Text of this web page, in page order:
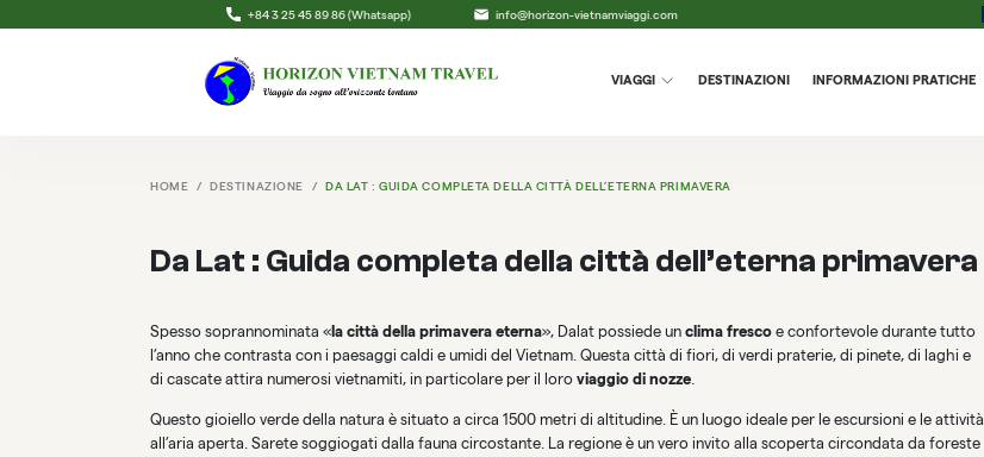
+84 3 25 45 89 86 (Whatsapp) info@horizon-vietnamviaggi.com
VIAGGI DESTINAZIONI INFORMAZIONI PRATICHE
HOME DESTINAZIONE DA LAT : GUIDA COMPLETA DELLA CITTÀ DELL’ETERNA PRIMAVERA
Da Lat : Guida completa della città dell’eterna primavera
Spesso soprannominata « la città della primavera eterna», Dalat possiede un clima fresco e confortevole durante tutto
l’anno che contrasta con i paesaggi caldi e umidi del Vietnam. Questa città di fiori, di verdi praterie, di pinete, di laghi e
di cascate attira numerosi vietnamiti, in particolare per il loro viaggio di nozze.
Questo gioiello verde della natura è situato a circa 1500 metri di altitudine. È un luogo ideale per le escursioni e le attività
all’aria aperta. Sarete soggiogati dalla fauna circostante. La regione è un vero invito alla scoperta circondata da foreste